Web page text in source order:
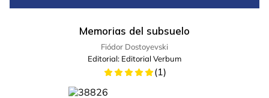
Memorias del subsuelo
Fiódor Dostoyevski
Editorial: Editorial Verbum
(1)